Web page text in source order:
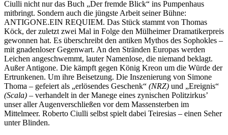
Ciulli nicht nur das Buch „Der fremde Blick“ ins Pumpenhaus
mitbringt. Sondern auch die jüngste Arbeit seiner Bühne:
ANTIGONE.EIN REQUIEM. Das Stück stammt von Thomas
Köck, der zuletzt zwei Mal in Folge den Mülheimer Dramatikerpreis
gewonnen hat. Es überschreibt den antiken Mythos des Sophokles –
mit gnadenloser Gegenwart. An den Stränden Europas werden
Leichen angeschwemmt, lauter Namenlose, die niemand beklagt.
Außer Antigone. Die kämpft gegen König Kreon um die Würde der
Ertrunkenen. Um ihre Beisetzung. Die Inszenierung von Simone
Thoma – gefeiert als „erlösendes Geschenk“ (NRZ) und „Ereignis“
(Scala) – verhandelt in der Manege eines zynischen Politzirkus’
unser aller Augenverschließen vor dem Massensterben im
Mittelmeer. Roberto Ciulli selbst spielt dabei Teiresias – einen Seher
unter Blinden.